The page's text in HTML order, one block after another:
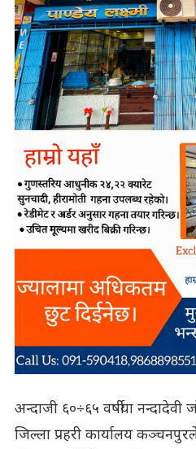
अन्दाजी ६०÷६५ वर्षीया
जिल्ला प्रहरी कार्यालय